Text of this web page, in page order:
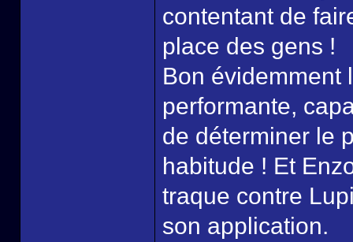
contentant de
place des gens !
Bon évidemment
performante,
de déterminer le
habitude ! Et
traque contre
son application.